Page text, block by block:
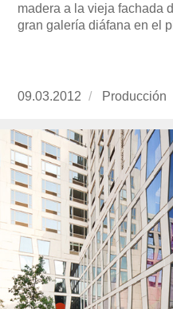
madera a la vieja fachada
gran galería diáfana en el
Publicado
09.03.2012 https://
Producción